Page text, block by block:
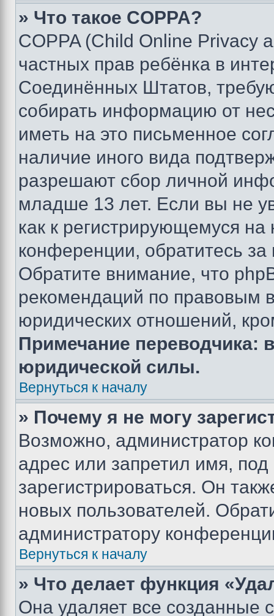
» Что такое COPPA?
COPPA (Child Online Privacy
частных прав ребёнка в
Соединённых Штатов,
собирать информацию от
иметь на это письменное
наличие иного вида
разрешают сбор личной
младше 13 лет. Если вы не
как к регистрирующемуся
конференции, обратитесь
Обратите внимание, что
рекомендаций по правовым
юридических отношений,
Примечание переводчика:
юридической силы.
Вернуться к началу
» Почему я не могу
Возможно, администратор
адрес или запретил имя,
зарегистрироваться. Он
новых пользователей.
администратору
Вернуться к началу
» Что делает функция
Она удаляет все созданные